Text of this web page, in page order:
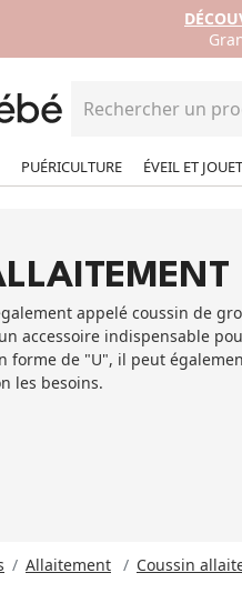
PUÉRICULTURE ÉVEIL ET JOUET
appelé coussin de
accessoire indispensable
forme de "U", il peut
les besoins.
Allaitement Coussin